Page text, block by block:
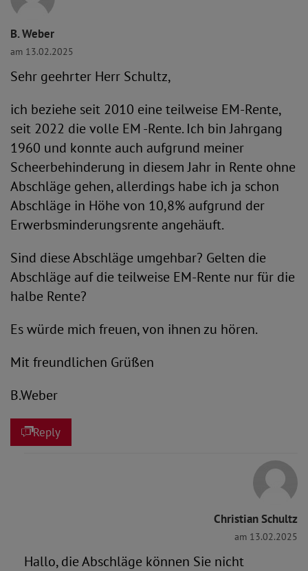
B. Weber
am 13.02.2025
Sehr geehrter Herr Schultz,
ich beziehe seit 2010 eine teilweise EM-Rente,
seit 2022 die volle EM -Rente. Ich bin Jahrgang
1960 und konnte auch aufgrund meiner
Scheerbehinderung in diesem Jahr in Rente ohne
Abschläge gehen, allerdings habe ich ja schon
Abschläge in Höhe von 10,8% aufgrund der
Erwerbsminderungsrente angehäuft.
Sind diese Abschläge umgehbar? Gelten die
Abschläge auf die teilweise EM-Rente nur für die
halbe Rente?
Es würde mich freuen, von ihnen zu hören.
Mit freundlichen Grüßen
B.Weber
Reply
Christian Schultz
am 13.02.2025
Hallo, die Abschläge können Sie nicht